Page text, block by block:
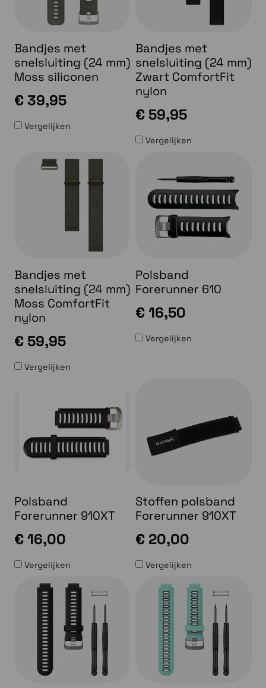
Bandjes met
snelsluiting (24 mm)
Moss siliconen
€ 39,95
Vergelijken
Bandjes met
snelsluiting (24 mm)
Zwart ComfortFit
nylon
€ 59,95
Vergelijken
Bandjes met
snelsluiting (24 mm)
Moss ComfortFit
nylon
€ 59,95
Vergelijken
Polsband
Forerunner 610
€ 16,50
Vergelijken
Polsband
Forerunner 910XT
€ 16,00
Vergelijken
Stoffen polsband
Forerunner 910XT
€ 20,00
Vergelijken